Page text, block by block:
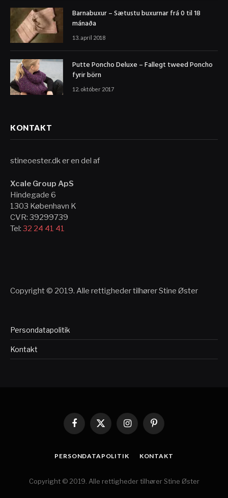
Barnabuxur – Sætustu buxurnar frá 0 til 18
mánaða
13. apríl 2018
Putte Poncho Deluxe – Fallegt tweed Poncho
fyrir börn
12. október 2017
KONTAKT
stineoester.dk er en del af
Xcale Group ApS
Hindegade 6
1303 København K
CVR: 39299739
Tel: 32 24 41 41
Copyright © 2019. Alle rettigheder tilhører Stine Øster
Persondatapolitik
Kontakt
Facebook
X
(Twitter)
InstagramPinterest
PERSONDATAPOLITIK KONTAKT
Copyright © 2019. Alle rettigheder tilhører Stine Øster